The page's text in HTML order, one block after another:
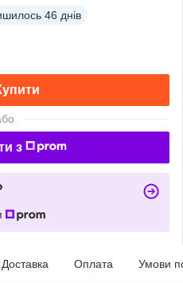
46 днів
з
Доставка Оплата Умови